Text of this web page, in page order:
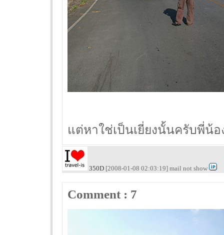
แต่หาใช่เป็นเยี่ยงนั้นครับพี่น้
350D [2008-01-08 02:03:19] mail not show
Comment : 7